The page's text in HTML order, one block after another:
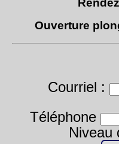
Ouverture
Courriel :
Téléphone
Niveau